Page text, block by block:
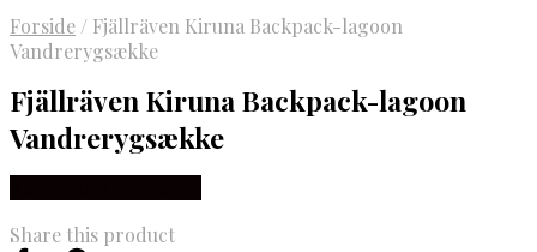
Forside / Fjällräven Kiruna Backpack-lagoon
Vandrerygsække
Fjällräven Kiruna Backpack-lagoon
Vandrerygsække
Share this product